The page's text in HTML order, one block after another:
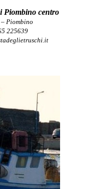
Piombino centro
Piombino
225639